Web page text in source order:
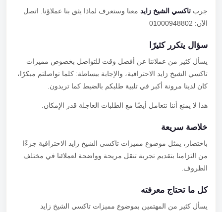
جربتاكسي الشيخ زايد معنا وستعرف لماذا يثق بنا عملاؤنا. اتصل
الآن: 01000948802
سؤال يتكرر كثيرًا
يسأل كثير من عملائنا عن أفضل وقت للتواصل بخصوص مميزات
تاكسي الشيخ زايد الاحترافية، والإجابة ببساطة: كلما تواصلتم مبكرًا،
كان لدينا مرونة أكبر في تلبية طلبكم بالضبط كما تريدون.
هذا لا يمنع أننا نتعامل أيضًا مع الطلبات العاجلة قدر الإمكان.
خلاصة سريعة
باختصار، يمثل موضوع مميزات تاكسي الشيخ زايد الاحترافية جزءًا
من التزامنا بتقديم تجربة تنقل مريحة وواضحة لعملائنا في مختلف
الظروف.
كل ما تحتاج معرفته
يسأل كثير من المهتمين بموضوع مميزات تاكسي الشيخ زايد